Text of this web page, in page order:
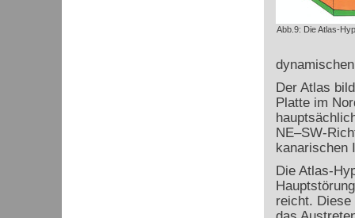
Abb.9: Die Atlas-
Der Atlas
Platte im
NE–SW-
kanarischen
Die Atlas-
reicht. Diese